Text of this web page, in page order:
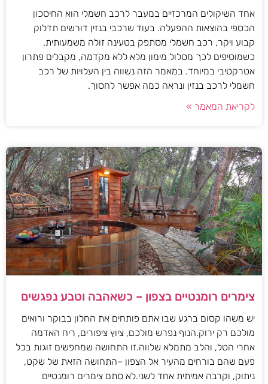
אחד השיקולים המרכזיים במעבר לרכב חשמלי הוא החיסכון
הכספי בהוצאות ההפעלה. בעוד שרכבי בנזין דורשים תדלוק
קבוע ויקר, רכב חשמלי מסתפק בטעינה זולה משמעותית.
כשמוסיפים לכך מסלול מימון מלא ללא מקדמה, מקבלים פתרון
אטרקטיבי במיוחד. במאמר הזה נשווה בין העלויות של רכב
חשמלי לרכב בנזין ונראה כמה אפשר לחסוך.
לקריאת המאמר »
צימרים רומנטיים בצפון – כשאהבה וטבע נפגשים
יש משהו קסום ברגע שבו אתם פותחים את החלון בבוקר ורואים
מולכם רק ירוק.הנוף נפרש מולכם, ציוץ ציפורים, ריח האדמה
אחרי הטל, והלב מתמלא שלווה.זו התחושה שמחפשים זוגות בכל
פעם שהם בורחים מהעיר אל הצפון –התחושה הזאת של שקט,
ניתוק, וקרבה אמיתית אחד לשני.לא סתם צימרים רומנטיים